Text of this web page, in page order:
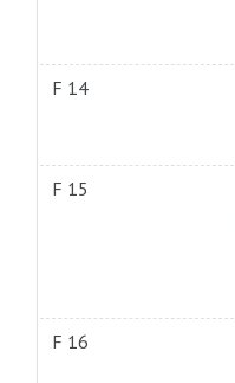
F 14
F 15
F 16